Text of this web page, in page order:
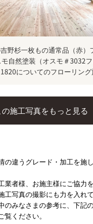
野杉一枚もの通常品（赤）
自然塗装（オスモ＃3032
についてのフローリング
の施工写真をもっと見る
の違うグレード・加工を施
業者様、お施主様にご協力
工写真の撮影にも力を入れ
のみなさまの参考に、下記
ください。